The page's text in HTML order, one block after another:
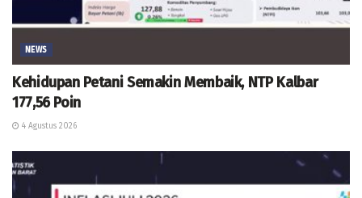
NEWS
Kehidupan Petani Semakin Membaik, NTP Kalbar
177,56 Poin
4 Agustus 2026